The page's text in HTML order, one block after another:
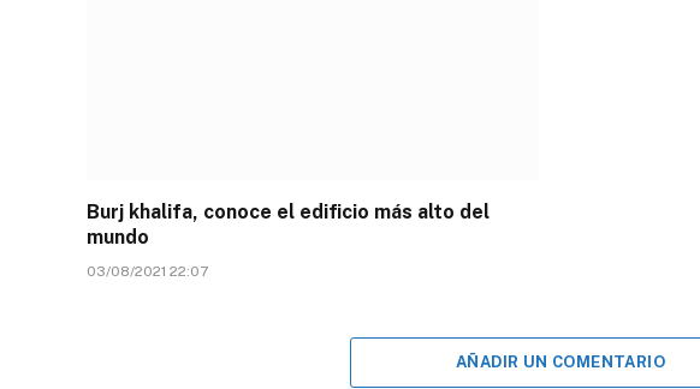
Burj khalifa, conoce el edificio más alto del
mundo
03/08/2021 22:07
AÑADIR UN COMENTARIO